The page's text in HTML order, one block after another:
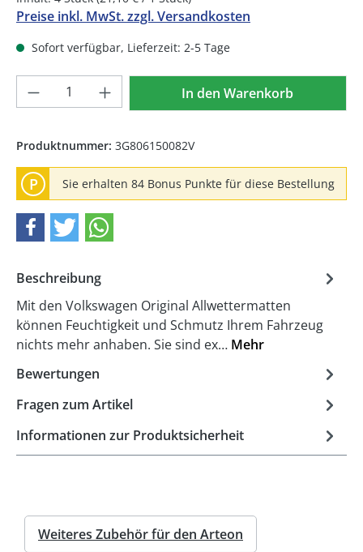
Preise inkl. MwSt. zzgl. Versandkosten
Sofort verfügbar, Lieferzeit: 2-5 Tage
Produkt Anzahl: Gib denIn den Warenkorb
Produktnummer: 3G806150082V
P Sie erhalten 84 Bonus Punkte für diese Bestellung
Beschreibung
Mit den Volkswagen Original Allwettermatten
können Feuchtigkeit und Schmutz Ihrem Fahrzeug
nichts mehr anhaben. Sie sind ex… Mehr
Bewertungen
Fragen zum Artikel
Informationen zur Produktsicherheit
Weiteres Zubehör für den Arteon